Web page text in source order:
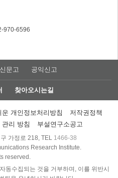
970-6596
문고 공익신고
찾아오시는길
운 개인정보처리방침
저작권정책
리 방침
부설연구소공고
가정로 218, TEL 1466-38
Research Institute.
reserved.
동수집되는 것을 거부하며, 이를 위반시